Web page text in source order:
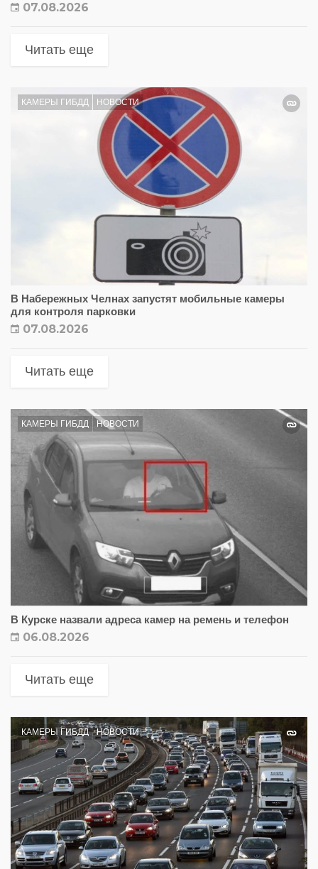
07.08.2026
Читать еще
КАМЕРЫ ГИБДД НОВОСТИ
В Набережных Челнах запустят мобильные камеры
для контроля парковки
07.08.2026
Читать еще
КАМЕРЫ ГИБДД НОВОСТИ
В Курске назвали адреса камер на ремень и телефон
06.08.2026
Читать еще
КАМЕРЫ ГИБДД НОВОСТИ